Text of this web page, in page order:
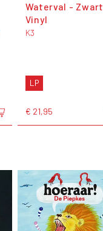
Waterval - Zwart
Vinyl
K3
LP
€ 21,95